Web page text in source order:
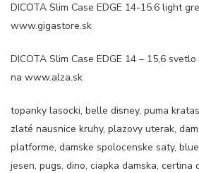
DICOTA Slim Case EDGE 14-15.6 light
www.gigastore.sk
DICOTA Slim Case EDGE 14 – 15,6
na www.alza.sk
topanky lasocki, belle disney, puma
zlaté nausnice kruhy, plazovy uterak,
platforme, damske spolocenske saty,
jesen, pugs, dino, ciapka damska, certina